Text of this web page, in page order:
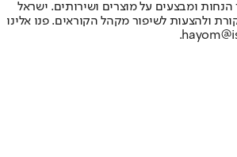
הנחות ומבצעים על מוצרים ושירותים. ישראל
ולהצעות לשיפור מקהל הקוראים. פנו אלינו